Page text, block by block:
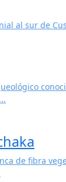
al sur de
de fibra